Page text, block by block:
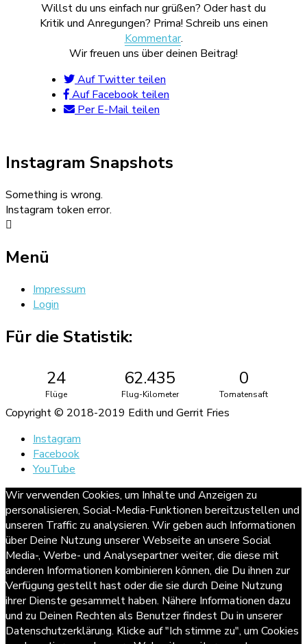
Willst du uns einfach nur grüßen? Oder hast du
Kritik und Anregungen? Prima! Schreib uns einen
Kommentar.
Wir freuen uns über deinen Beitrag!
Auf Twitter teilen
Auf Facebook teilen
Per E-Mail teilen
Instagram Snapshots
Something is wrong.
Instagram token error.
Menü
Impressum
Login
Für die Statistik:
24
Flüge
62.435
Flug-Kilometer
0
Tomatensaft
Copyright © 2018-2019 Edith und Gerrit Fries
Instagram
Facebook
YouTube
Wir verwenden Cookies, um Inhalte und Anzeigen zu
personalisieren, Social-Media-Funktionen bereitzustellen und
unseren Traffic zu analysieren. Wir geben auch Informationen
über Deine Nutzung unserer Webseite an unsere Social
Media-, Werbe- und Analysepartner weiter, die diese mit
anderen Informationen kombinieren können, die Du ihnen zur
Verfügung gestellt hast oder die sie durch Deine Nutzung
ihrer Dienste gesammelt haben. Nähere Informationen dazu
und zu Deinen Rechten als Benutzer findest Du in unserer
Datenschutzerklärung. Klicke auf "Ich stimme zu", um Cookies